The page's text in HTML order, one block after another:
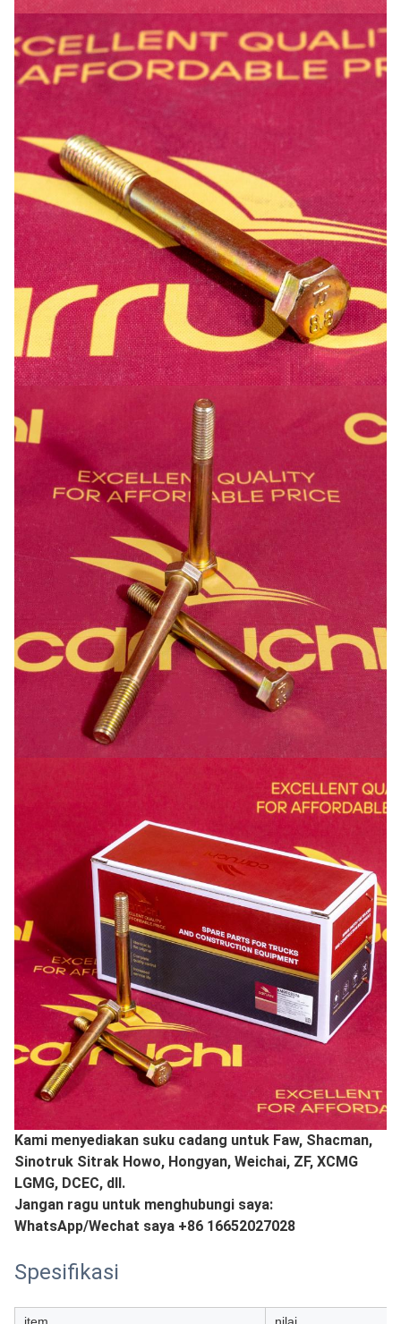
Kami menyediakan suku cadang untuk Faw, Shacman,
Sinotruk Sitrak Howo, Hongyan, Weichai, ZF, XCMG
LGMG, DCEC, dll.
Jangan ragu untuk menghubungi saya:
WhatsApp/Wechat saya +86 16652027028
Spesifikasi